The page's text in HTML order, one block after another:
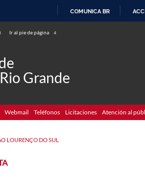
COMUNICA BR
Ir al pie de página 4
Grande
Webmail Teléfonos Licitaciones Atención al
LOURENÇO DO SUL